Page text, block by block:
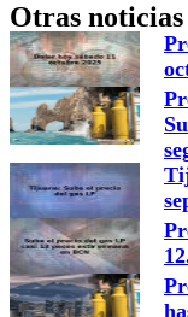
Otras noticias